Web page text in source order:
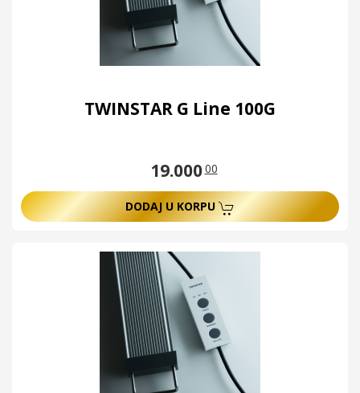
TWINSTAR G Line 100G
19.00000
DODAJ U KORPU